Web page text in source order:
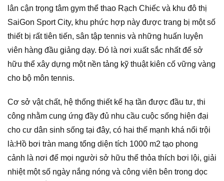
lân cận trọng tâm gym thể thao Rạch Chiếc và khu đô thị
SaiGon Sport City, khu phức hợp này được trang bị một số
thiết bị rất tiên tiến, sân tập tennis và những huấn luyện
viên hàng đầu giảng dạy. Đó là nơi xuất sắc nhất để sở
hữu thể xây dựng một nền tảng kỹ thuật kiên cố vững vàng
cho bộ môn tennis.
Cơ sở vật chất, hệ thống thiết kế hạ tần được đầu tư, thi
công nhằm cung ứng đầy đủ nhu cầu cuộc sống hiện đại
cho cư dân sinh sống tại đây, có hai thế mạnh khá nổi trội
là:Hồ bơi tràn mang tổng diện tích 1000 m2 tạo phong
cảnh là nơi để mọi người sở hữu thể thỏa thích bơi lội, giải
nhiệt một số ngày nắng nóng và công viên bên trong dọc